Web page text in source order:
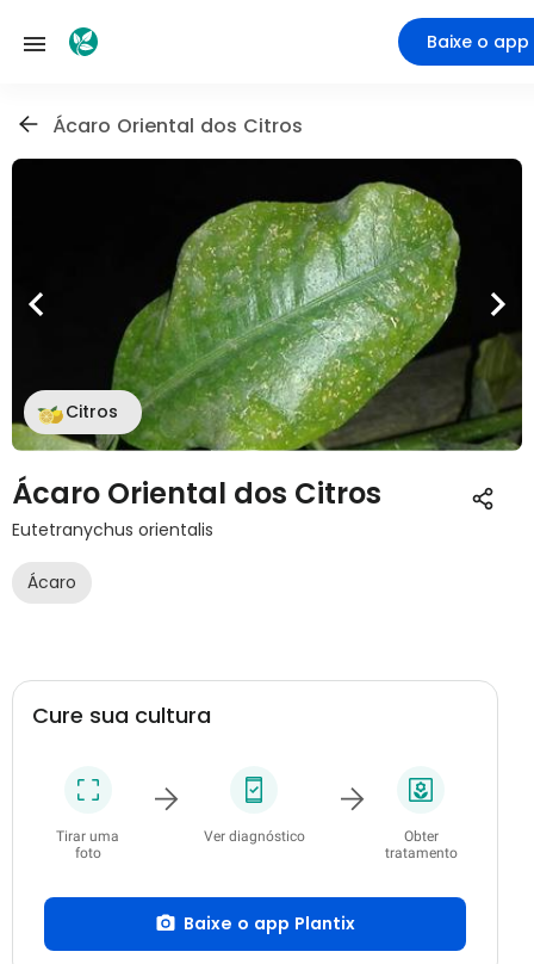
Baixe o app
Ácaro Oriental dos Citros
Citros
Ácaro Oriental dos Citros
Eutetranychus orientalis
Ácaro
Cure sua cultura
Tirar uma
foto
Ver diagnóstico
Obter
tratamento
Baixe o app Plantix